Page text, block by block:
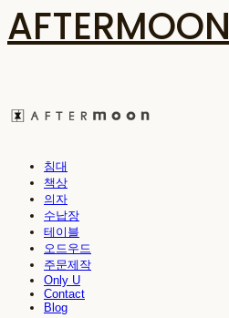
AFTERMOON
침대
책상
의자
수납장
테이블
오드우드
주문제작
Only U
Contact
Blog